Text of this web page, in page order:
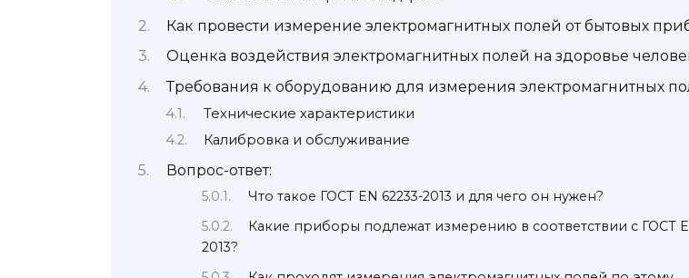
Как провести измерение электромагнитных полей от бытовых
Оценка воздействия электромагнитных полей на здоровье
Требования к оборудованию для измерения электромагнитных
Технические характеристики
Калибровка и обслуживание
Вопрос-ответ:
Что такое ГОСТ EN 62233-2013 и для чего он нужен?
Какие приборы подлежат измерению в соответствии с ГОСТ
2013?